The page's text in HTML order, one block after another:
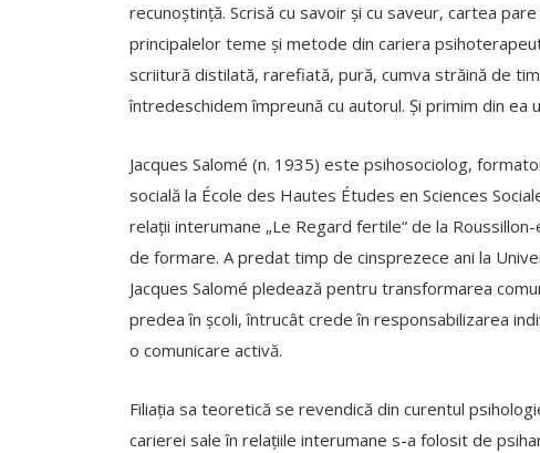
recunoștință. Scrisă cu savoir și cu saveur, cartea
principalelor teme și metode din cariera
scriitură distilată, rarefiată, pură, cumva străină de
întredeschidem împreună cu autorul. Și primim din
Jacques Salomé (n. 1935) este psihosociolog,
socială la École des Hautes Études en Sciences
relații interumane „Le Regard fertile“ de la
de formare. A predat timp de cinsprezece ani la
Jacques Salomé pledează pentru transformarea
predea în școli, întrucât crede în responsabilizarea
o comunicare activă.
Filiația sa teoretică se revendică din curentul
carierei sale în relațiile interumane s-a folosit de